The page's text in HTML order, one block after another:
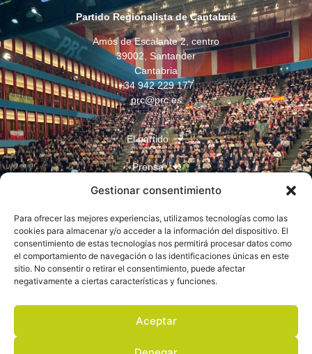
Gestionar consentimiento
Para ofrecer las mejores experiencias, utilizamos tecnologías como las
cookies para almacenar y/o acceder a la información del dispositivo. El
consentimiento de estas tecnologías nos permitirá procesar datos como
el comportamiento de navegación o las identificaciones únicas en este
sitio. No consentir o retirar el consentimiento, puede afectar
negativamente a ciertas características y funciones.
Aceptar
Partido Regionalista de Cantabria
Amós de Escalante 2, centro
39002, Santander
Cantabria
+34 942 229 177
prc@prc.es
El partido
Prensa
Juventudes
Contacto
Aviso legal